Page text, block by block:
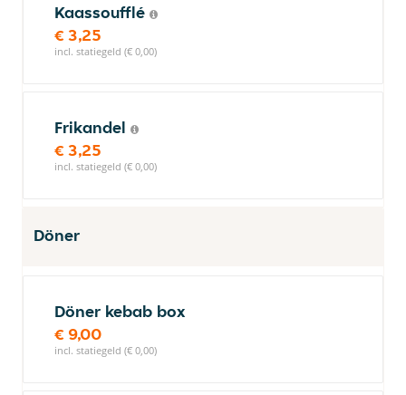
Kaassoufflé
€ 3,25
incl. statiegeld (€ 0,00)
Frikandel
€ 3,25
incl. statiegeld (€ 0,00)
Döner
Döner kebab box
€ 9,00
incl. statiegeld (€ 0,00)